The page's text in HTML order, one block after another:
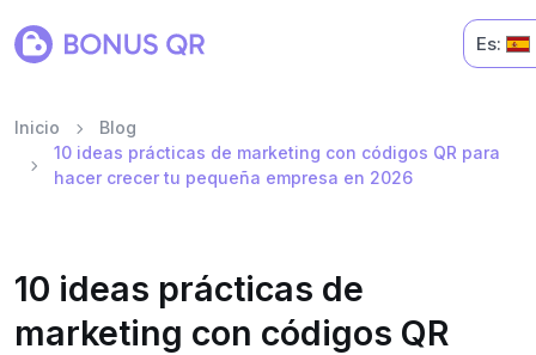
Es:
Inicio
Blog
10 ideas prácticas de marketing con códigos QR para
hacer crecer tu pequeña empresa en 2026
10 ideas prácticas de
marketing con códigos QR